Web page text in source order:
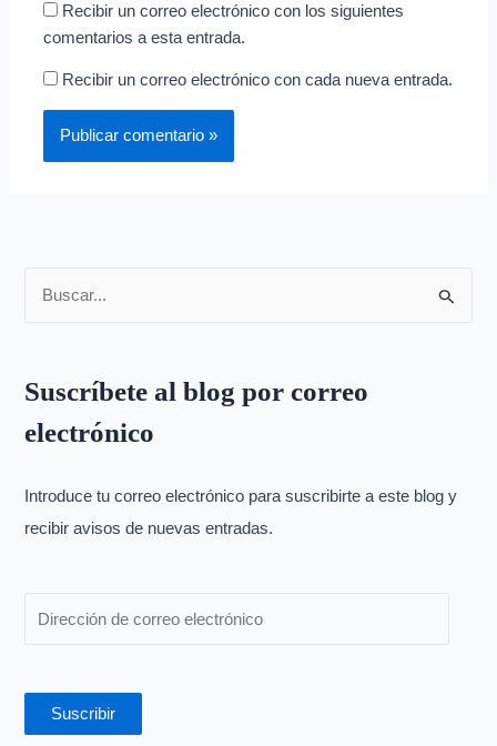
Recibir un correo electrónico con los siguientes
comentarios a esta entrada.
Recibir un correo electrónico con cada nueva entrada.
c
a
p
o
Suscríbete al blog por correo
electrónico
Introduce tu correo electrónico para suscribirte a este blog y
recibir avisos de nuevas entradas.
Suscribir